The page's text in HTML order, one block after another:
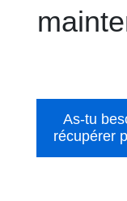
As-tu
récupérer